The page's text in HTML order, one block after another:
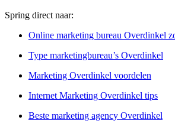
Spring direct naar:
Online marketing bureau Overdinkel
Type marketingbureau’s Overdinkel
Marketing Overdinkel voordelen
Internet Marketing Overdinkel tips
Beste marketing agency Overdinkel